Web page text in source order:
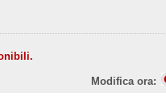
Modifica ora: